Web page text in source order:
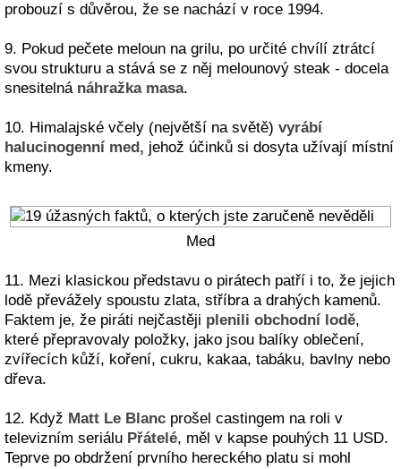
probouzí s důvěrou, že se nachází v roce 1994.
9. Pokud pečete meloun na grilu, po určité chvílí ztrátcí
svou strukturu a stává se z něj melounový steak - docela
snesitelná náhražka masa.
10. Himalajské včely (největší na světě) vyrábí
halucinogenní med, jehož účinků si dosyta užívají místní
kmeny.
Med
11. Mezi klasickou představu o pirátech patří i to, že jejich
lodě převážely spoustu zlata, stříbra a drahých kamenů.
Faktem je, že piráti nejčastěji plenili obchodní lodě,
které přepravovaly položky, jako jsou balíky oblečení,
zvířecích kůží, koření, cukru, kakaa, tabáku, bavlny nebo
dřeva.
12. Když Matt Le Blanc prošel castingem na roli v
televizním seriálu Přátelé, měl v kapse pouhých 11 USD.
Teprve po obdržení prvního hereckého platu si mohl